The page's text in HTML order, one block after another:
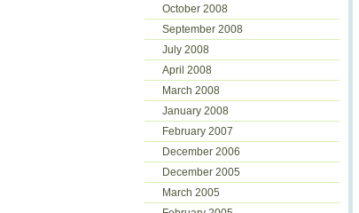
October 2008
September 2008
July 2008
April 2008
March 2008
January 2008
February 2007
December 2006
December 2005
March 2005